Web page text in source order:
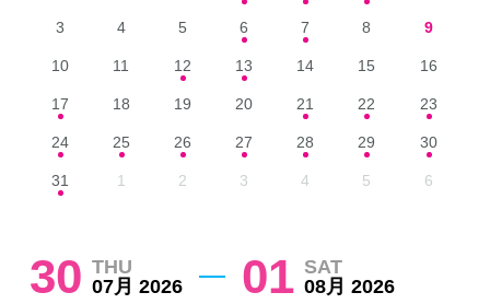
3 4 5 6 7 8 9
10 11 12 13 14 15 16
17 18 19 20 21 22 23
24 25 26 27 28 29 30
31 1 2 3 4 5 6
30 THU
07月 2026
01 SAT
08月 2026